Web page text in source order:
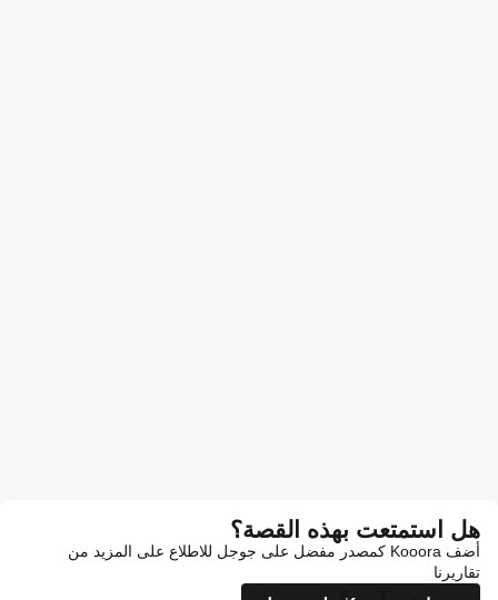
هل استمتعت بهذه القصة؟
أضف Kooora كمصدر مفضل على جوجل للاطلاع على المزيد من
تقاريرنا